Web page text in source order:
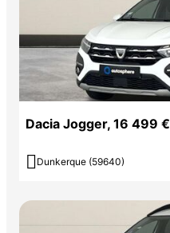
Dacia Jogger, 16 499 €
 Dunkerque (59640)